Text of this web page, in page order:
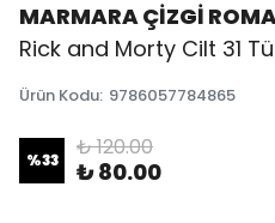
MARMARA ÇİZGİ
Rick and Morty Cilt 31
Ürün Kodu: 9786057784865
%33 ₺ 120.00
₺ 80.00